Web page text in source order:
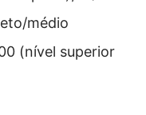
médio
(nível superior